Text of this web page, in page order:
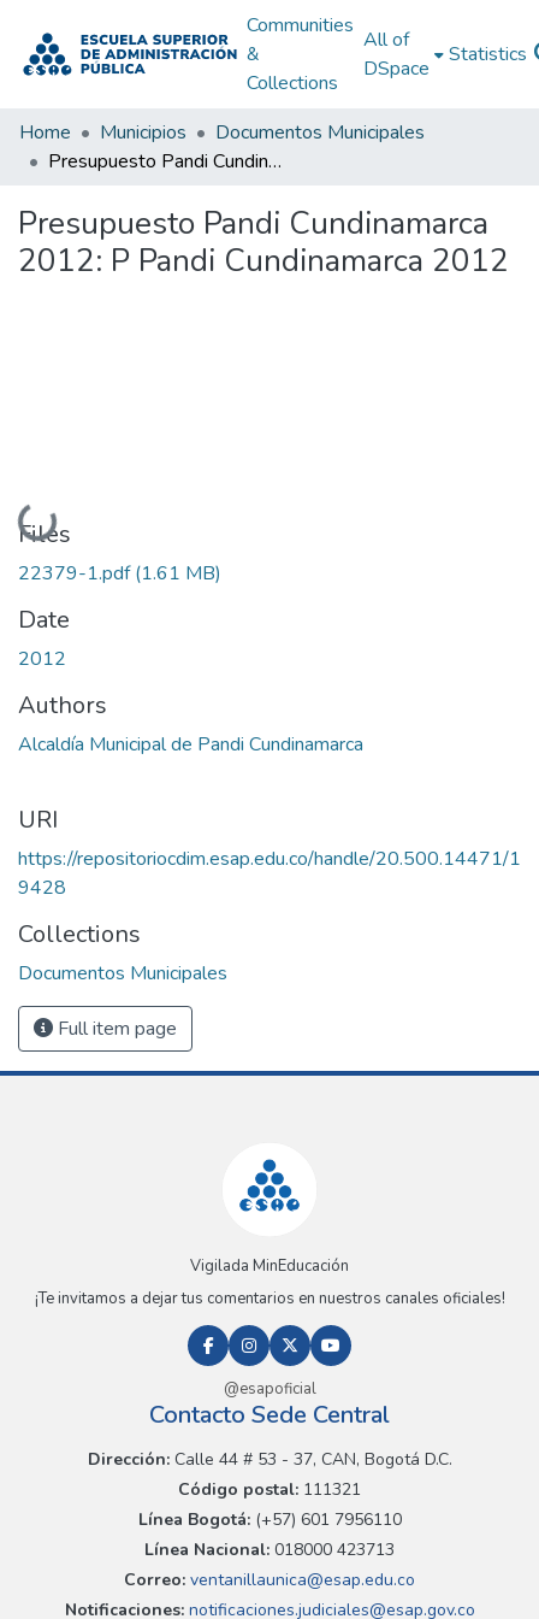
Communities
&
Collections
All of
DSpace
Statistics
Home Municipios
Documentos Municipales
Presupuesto Pandi Cundinamarca 2012: P Pandi Cundinamarca 2012
Presupuesto Pandi Cundinamarca
2012: P Pandi Cundinamarca 2012
Loading...
Files
22379-1.pdf(1.61 MB)
Date
2012
Authors
Alcaldía Municipal de Pandi Cundinamarca
URI
https://repositoriocdim.esap.edu.co/handle/20.500.14471/1
9428
Collections
Documentos Municipales
Full item page
Vigilada MinEducación
¡Te invitamos a dejar tus comentarios en nuestros canales oficiales!
@esapoficial
Contacto Sede Central
Dirección:Calle 44 # 53 - 37, CAN, Bogotá D.C.
Código postal: 111321
Línea Bogotá:(+57) 601 7956110
Línea Nacional: 018000 423713
Correo: ventanillaunica@esap.edu.co
Notificaciones:notificaciones.judiciales@esap.gov.co